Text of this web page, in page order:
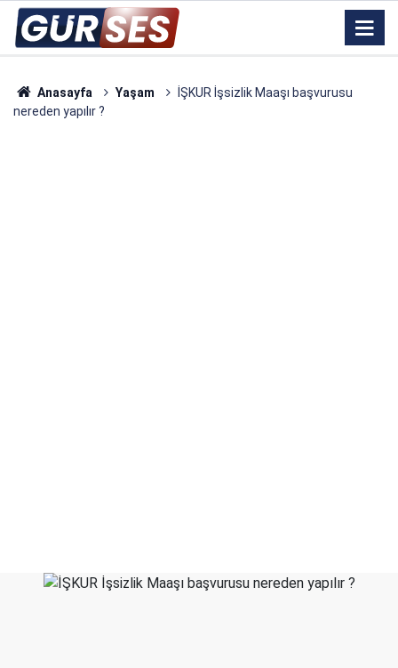
Anasayfa Yaşam
İŞKUR İşsizlik Maaşı başvurusu
nereden yapılır ?